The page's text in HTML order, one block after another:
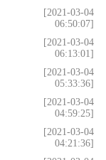
[2021-03-04
06:50:07]
[2021-03-04
06:13:01]
[2021-03-04
05:33:36]
[2021-03-04
04:59:25]
[2021-03-04
04:21:36]